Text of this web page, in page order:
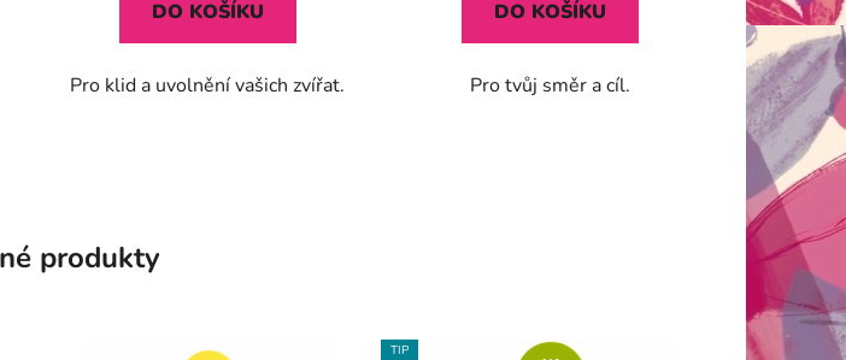
DO KOŠÍKU
Pro klid a uvolnění vašich zvířat.
DO KOŠÍKU
Pro tvůj směr a cíl.
produkty
TIP